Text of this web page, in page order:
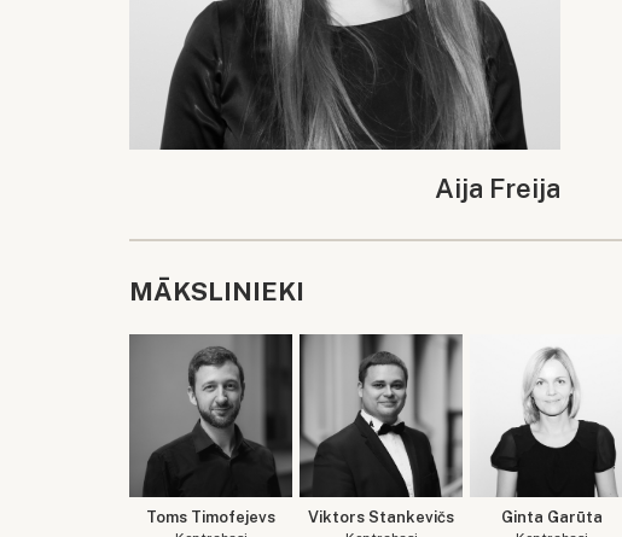
Aija Freija
MĀKSLINIEKI
Toms Timofejevs Viktors Stankevičs Ginta Garūta